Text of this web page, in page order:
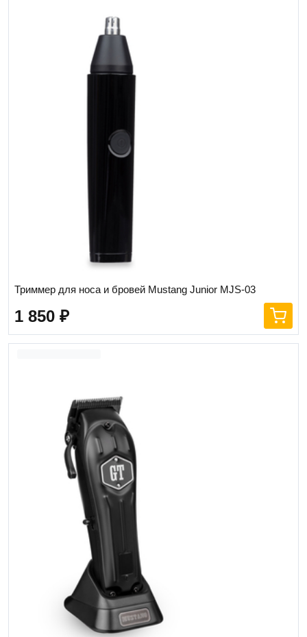
Триммер для носа и бровей Mustang Junior MJS-03
1 850 ₽